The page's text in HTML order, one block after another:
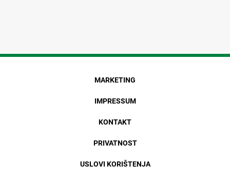
MARKETING
IMPRESSUM
KONTAKT
PRIVATNOST
USLOVI KORIŠTENJA